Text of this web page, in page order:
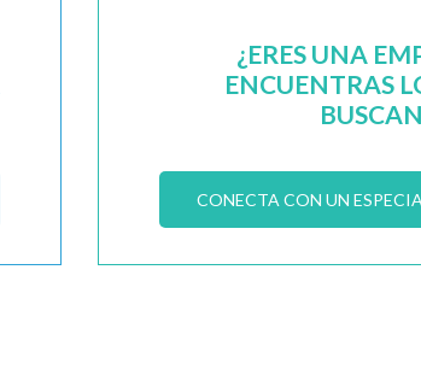
¿ERES UNA
ENCUENTRAS
CONECTA CON UN